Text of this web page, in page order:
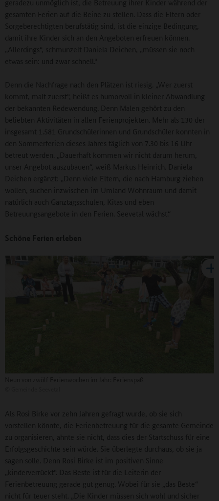
geradezu unmöglich ist, die Betreuung ihrer Kinder während der
gesamten Ferien auf die Beine zu stellen. Dass die Eltern oder
Sorgeberechtigten berufstätig sind, ist die einzige Bedingung,
damit ihre Kinder sich an den Angeboten erfreuen können.
„Allerdings“, schmunzelt Daniela Deichen, „müssen sie noch
etwas sein: und zwar schnell.“
Denn die Nachfrage nach den Plätzen ist riesig. „Wer zuerst
kommt, malt zuerst“, heißt es humorvoll in kleiner Abwandlung
der bekannten Redewendung. Denn Malen gehört zu den
beliebten Aktivitäten in allen Ferienprojekten. Mehr als 130 der
insgesamt 1.581 Grundschülerinnen und Grundschüler konnten in
den Sommerferien dieses Jahres täglich von 7.30 bis 16 Uhr
betreut werden. „Dauerhaft kommen wir nicht darum herum,
unser Angebot auszubauen“, weiß Markus Heinrich. Daniela
Deichen ergänzt: „Denn viele Eltern, die nach Hamburg ziehen
wollen, suchen inzwischen im Umland Wohnraum und damit
natürlich auch Ganztagsschulen, Kitas und eben
Betreuungsangebote in den Ferien. Seevetal wächst.“
Schöne Ferien erleben
Als Rosi Birke vor zehn Jahren gefragt wurde, ob sie sich
vorstellen könnte, die Ferienbetreuung für die gesamte Gemeinde
zu organisieren, ahnte sie nicht, dass dies der Startschuss für eine
Erfolgsgeschichte sein würde. Sie überlegte durchaus, ob sie ja
sagen solle. Denn Rosi Birke ist im positiven Sinne
„kinderverrückt“. Das Beste ist für die Leiterin der
Ferienbetreuung gerade gut genug. Wobei für sie „das Beste“
nicht für teuer steht. „Die Kinder müssen sich wohl und sicher